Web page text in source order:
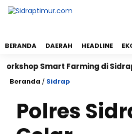
BERANDA DAERAH HEADLINE
Smart Farming di Sidrap
Beranda / Sidrap
Polres